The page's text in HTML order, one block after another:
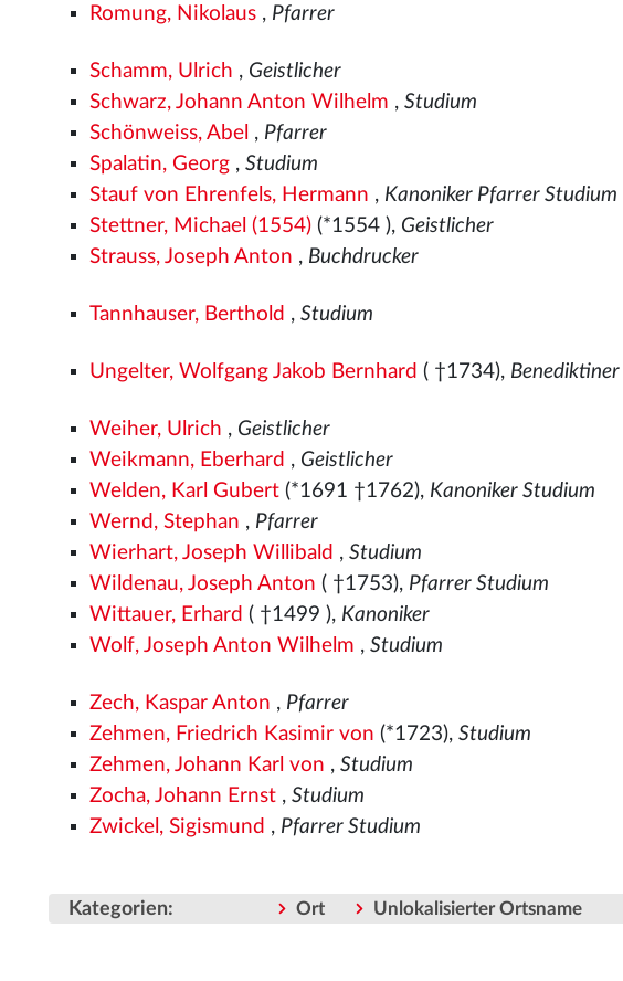
Romung, Nikolaus , Pfarrer
Schamm, Ulrich , Geistlicher
Schwarz, Johann Anton Wilhelm ,Studium
Schönweiss, Abel , Pfarrer
Spalatin, Georg ,Studium
Stauf von Ehrenfels, Hermann , Kanoniker Pfarrer Studium
Stettner, Michael (1554) (*1554 ), Geistlicher
Strauss, Joseph Anton , Buchdrucker
Tannhauser, Berthold ,Studium
Ungelter, Wolfgang Jakob Bernhard ( †1734),
Weiher, Ulrich , Geistlicher
Weikmann, Eberhard , Geistlicher
Welden, Karl Gubert (*1691 †1762), Kanoniker Studium
Wernd, Stephan , Pfarrer
Wierhart, Joseph Willibald ,Studium
Wildenau, Joseph Anton ( †1753), Pfarrer Studium
Wittauer, Erhard ( †1499 ), Kanoniker
Wolf, Joseph Anton Wilhelm ,Studium
Zech, Kaspar Anton , Pfarrer
Zehmen, Friedrich Kasimir von (*1723),Studium
Zehmen, Johann Karl von ,Studium
Zocha, Johann Ernst ,Studium
Zwickel, Sigismund , Pfarrer Studium
Kategorien: Ort Unlokalisierter Ortsname